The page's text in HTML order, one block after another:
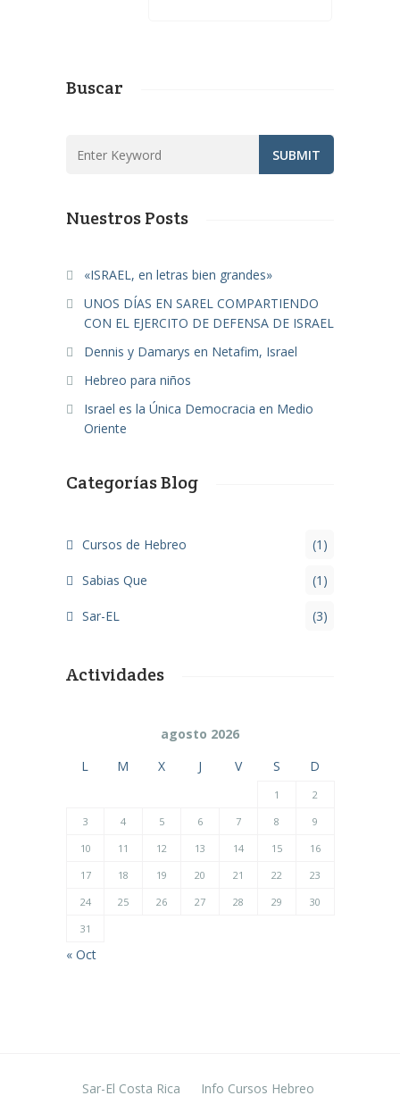
Buscar
Nuestros Posts
«ISRAEL, en letras bien grandes»
UNOS DÍAS EN SAREL COMPARTIENDO
CON EL EJERCITO DE DEFENSA DE ISRAEL
Dennis y Damarys en Netafim, Israel
Hebreo para niños
Israel es la Única Democracia en Medio
Oriente
Categorías Blog
Cursos de Hebreo (1)
Sabias Que (1)
Sar-EL (3)
Actividades
agosto 2026
L
M X J V S D
1
2
3
4 5 6 7 8
9
10
11 12 13 14 15
16
17
18 19 20 21 22
23
24
25 26 27 28 29
30
31
« Oct
Sar-El Costa Rica
Info Cursos Hebreo